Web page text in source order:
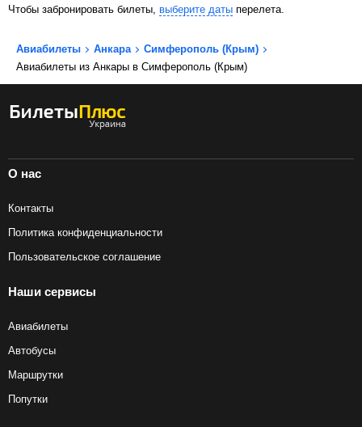
Чтобы забронировать билеты, выберите даты перелета.
Авиабилеты Анкара
Симферополь (Крым)
Авиабилеты из Анкары в Симферополь (Крым)
О нас
Контакты
Политика конфиденциальности
Пользовательское соглашение
Наши сервисы
Авиабилеты
Автобусы
Маршрутки
Попутки